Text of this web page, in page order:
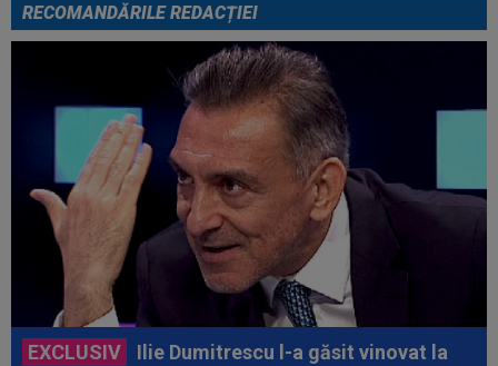
RECOMANDĂRILE REDACȚIEI
EXCLUSIV
Ilie Dumitrescu l-a găsit vinovat la